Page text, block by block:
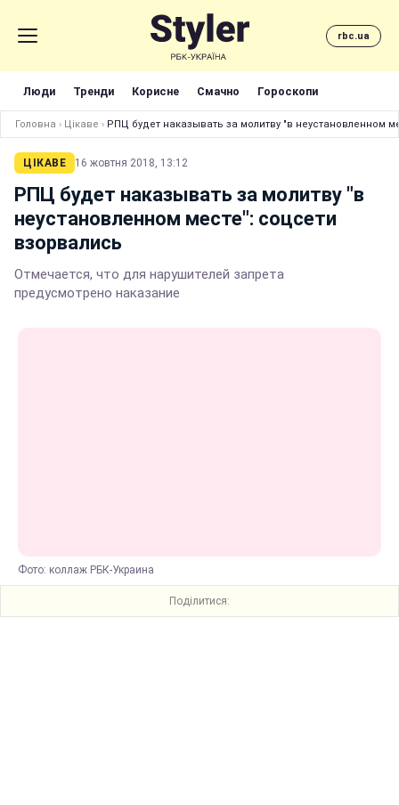
rbc.ua
Люди Тренди Корисне Смачно Гороскопи
Головна › Цікаве › РПЦ будет наказывать за молитву "в неустановленном
ЦІКАВЕ 16 жовтня 2018, 13:12
РПЦ будет наказывать за молитву "в
неустановленном месте": соцсети
взорвались
Отмечается, что для нарушителей запрета
предусмотрено наказание
Фото: коллаж РБК-Украина
Поділитися: